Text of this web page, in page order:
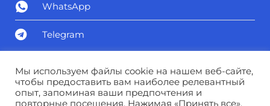
WhatsApp
Telegram
Политика конфиденциальности
Соглашение о персональных данных
Мы используем файлы cookie на нашем веб-сайте,
чтобы предоставить вам наиболее релевантный
опыт, запоминая ваши предпочтения и
повторные посещения. Нажимая «Принять все»,